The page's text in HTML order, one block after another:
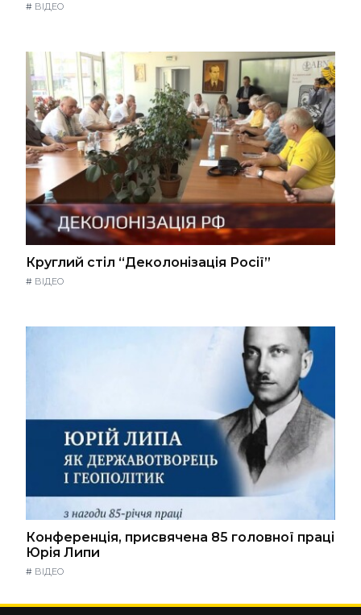
# ВІДЕО
Круглий стіл “Деколонізація Росії”
# ВІДЕО
Конференція, присвячена 85 головної праці
Юрія Липи
# ВІДЕО